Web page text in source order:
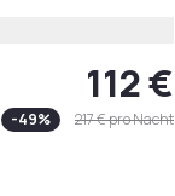
112 €
-49% 217 €pro Nacht